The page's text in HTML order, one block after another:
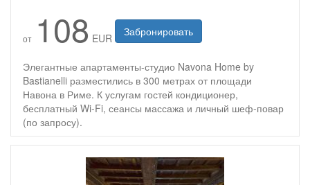
от 108 EUR Забронировать
Элегантные апартаменты-студио Navona Home by
Bastianelli разместились в 300 метрах от площади
Навона в Риме. К услугам гостей кондиционер,
бесплатный Wi-Fi, сеансы массажа и личный шеф-повар
(по запросу).